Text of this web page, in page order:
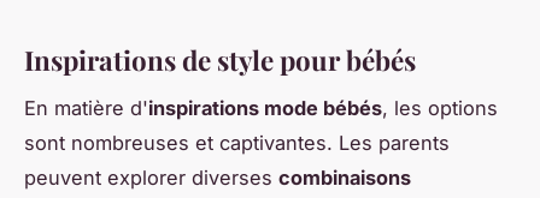
Inspirations de style pour bébés
En matière d'inspirations mode bébés, les options
sont nombreuses et captivantes. Les parents
peuvent explorer diverses combinaisons